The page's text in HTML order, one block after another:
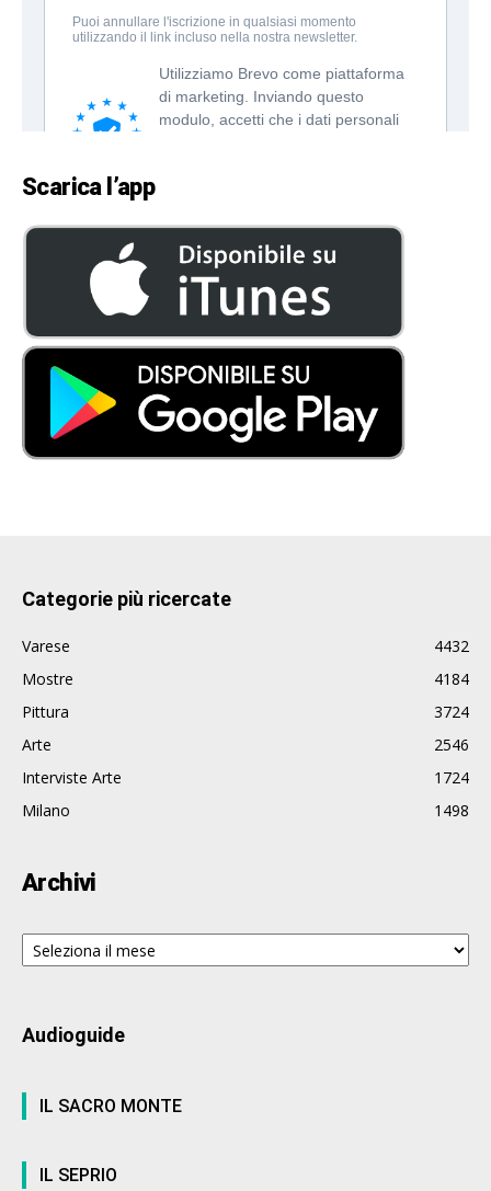
Scarica l’app
Categorie più ricercate
Varese
4432
Mostre
4184
Pittura
3724
Arte
2546
Interviste Arte
1724
Milano
1498
Archivi
Archivi
Audioguide
IL SACRO MONTE
IL SEPRIO